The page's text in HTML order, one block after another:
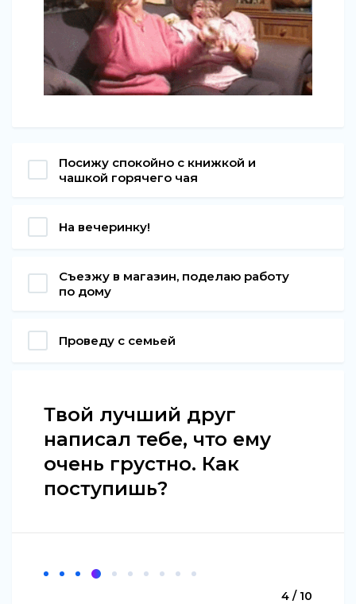
Посижу спокойно с книжкой и
чашкой горячего чая
На вечеринку!
Съезжу в магазин, поделаю работу
по дому
Проведу с семьей
Твой лучший друг
написал тебе, что ему
очень грустно. Как
поступишь?
4 / 10